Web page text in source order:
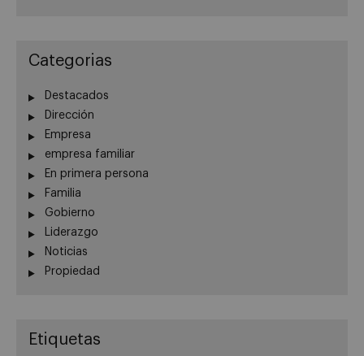
Categorias
Destacados
Dirección
Empresa
empresa familiar
En primera persona
Familia
Gobierno
Liderazgo
Noticias
Propiedad
Etiquetas